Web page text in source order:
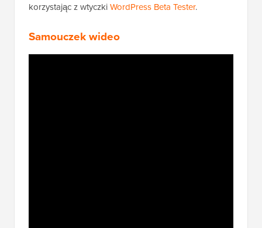
korzystając z wtyczkiWordPress Beta Tester.
Samouczek wideo